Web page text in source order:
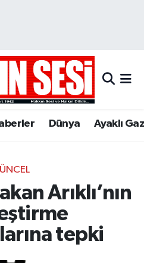
Dünya Ayaklı
Arıklı’nın
tepki